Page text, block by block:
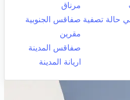
مرناق
حالة تصفية صفاقس الجنوبية
مقرين
صفاقس المدينة
اريانة المدينة